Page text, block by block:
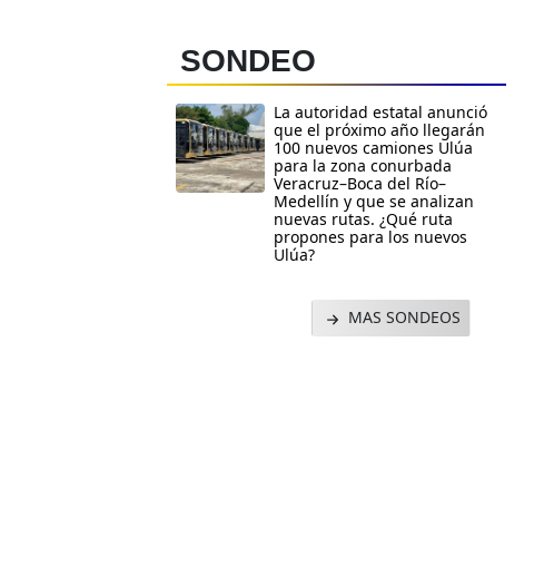
SONDEO
La autoridad estatal anunció
que el próximo año llegarán
100 nuevos camiones Ulúa
para la zona conurbada
Veracruz–Boca del Río–
Medellín y que se analizan
nuevas rutas. ¿Qué ruta
propones para los nuevos
Ulúa?
MAS SONDEOS